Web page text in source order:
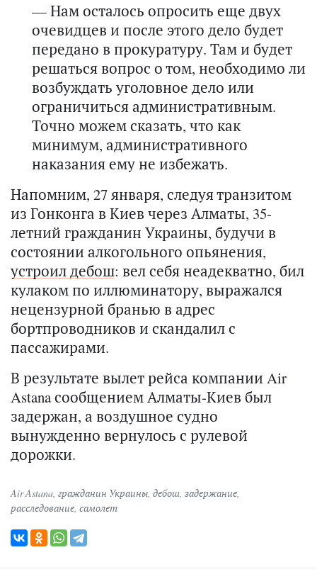
— Нам осталось опросить еще двух
очевидцев и после этого дело будет
передано в прокуратуру. Там и будет
решаться вопрос о том, необходимо ли
возбуждать уголовное дело или
ограничиться административным.
Точно можем сказать, что как
минимум, административного
наказания ему не избежать.
Напомним, 27 января, следуя транзитом
из Гонконга в Киев через Алматы, 35-
летний гражданин Украины, будучи в
состоянии алкогольного опьянения,
устроил дебош: вел себя неадекватно, бил
кулаком по иллюминатору, выражался
нецензурной бранью в адрес
бортпроводников и скандалил с
пассажирами.
В результате вылет рейса компании Air
Astana сообщением Алматы-Киев был
задержан, а воздушное судно
вынужденно вернулось с рулевой
дорожки.
Air Astana, гражданин Украины, дебош, задержание,
расследование, самолет